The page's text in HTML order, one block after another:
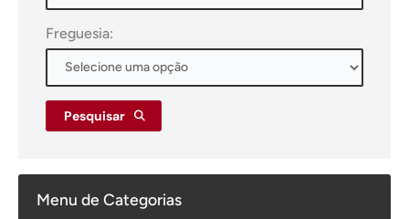
Freguesia:
Pesquisar
Menu de Categorias